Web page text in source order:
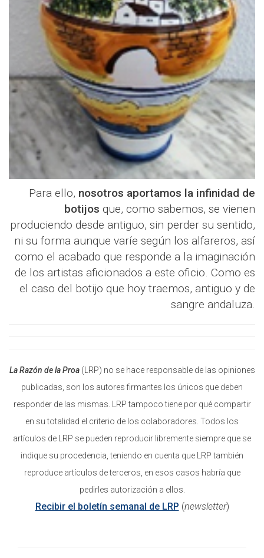
Para ello, nosotros aportamos la infinidad de
botijos que, como sabemos, se vienen
produciendo desde antiguo, sin perder su sentido,
ni su forma aunque varíe según los alfareros, así
como el acabado que responde a la imaginación
de los artistas aficionados a este oficio. Como es
el caso del botijo que hoy traemos, antiguo y de
sangre andaluza.
La Razón de la Proa(LRP) no se hace responsable de las opiniones
publicadas, son los autores firmantes los únicos que deben
responder de las mismas. LRP tampoco tiene por qué compartir
en su totalidad el criterio de los colaboradores. Todos los
artículos de LRP se pueden reproducir libremente siempre que se
indique su procedencia, teniendo en cuenta que LRP también
reproduce artículos de terceros, en esos casos habría que
pedirles autorización a ellos.
Recibir el boletín semanal de LRP (newsletter)